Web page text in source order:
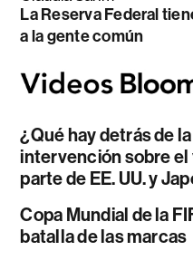
La Reserva Federal
a la gente común
¿Qué hay detrás de
intervención sobre el
parte de EE. UU. y
Copa Mundial de la
batalla de las marcas